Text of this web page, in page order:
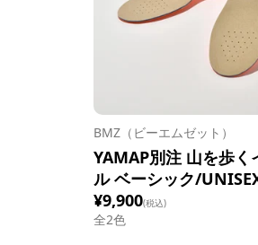
BMZ（ビーエムゼット）
YAMAP別注 山を歩く
ル ベーシック/
¥9,900(税込)
全2色